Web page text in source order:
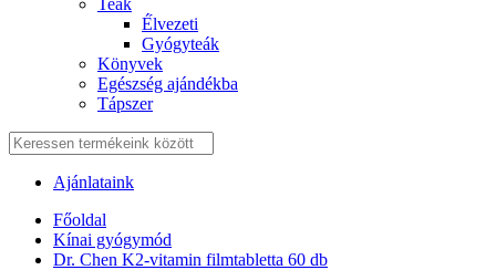
Teák
É́lvezeti
Gyógyteák
Könyvek
Egészség ajándékba
Tápszer
Ajánlataink
Főoldal
Kínai gyógymód
Dr. Chen K2-vitamin filmtabletta 60 db